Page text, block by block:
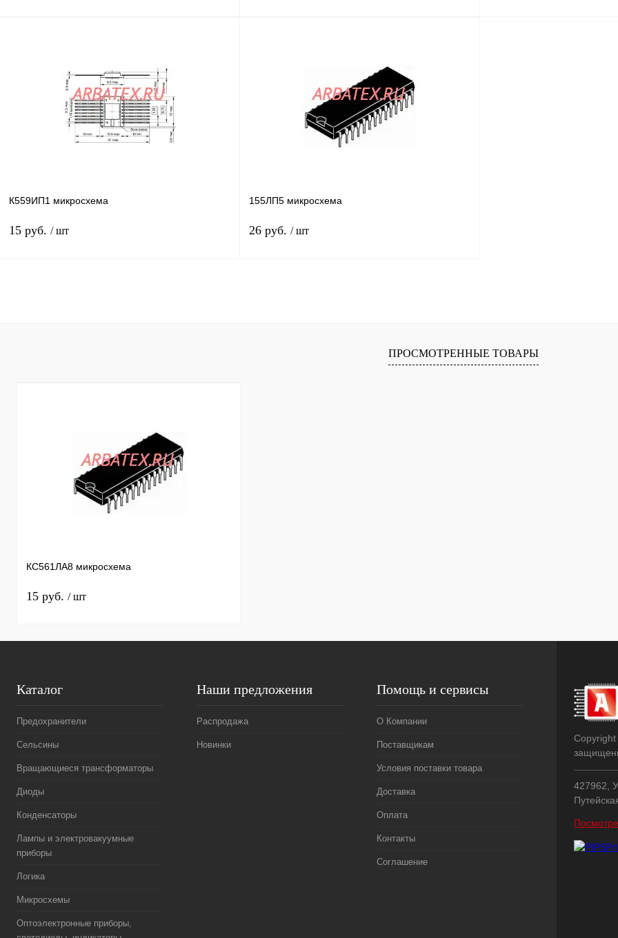
Купить в 1 клик Сравнение
наличии
Сравнение
наличии
К559ИП1 микросхема
15 руб. / шт
Купить в 1 клик Сравнение
155ЛП5 микросхема
26 руб. / шт
Купить в 1 клик Сравнение
ПРОСМОТРЕННЫЕ ТОВАРЫ
КС561ЛА8 микросхема
15 руб. / шт
Каталог
Предохранители
Сельсины
Вращающиеся трансформаторы
Диоды
Конденсаторы
Лампы и электровакуумные
приборы
Логика
Микросхемы
Оптоэлектронные приборы,
Наши предложения
Распродажа
Новинки
Помощь и сервисы
О Компании
Поставщикам
Условия поставки товара
Доставка
Оплата
Контакты
Соглашение
427962,